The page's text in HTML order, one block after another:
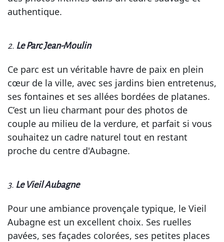
authentique.
2. Le Parc Jean-Moulin
Ce parc est un véritable havre de paix en plein
cœur de la ville, avec ses jardins bien entretenus,
ses fontaines et ses allées bordées de platanes.
C’est un lieu charmant pour des photos de
couple au milieu de la verdure, et parfait si vous
souhaitez un cadre naturel tout en restant
proche du centre d'Aubagne.
3. Le Vieil Aubagne
Pour une ambiance provençale typique, le Vieil
Aubagne est un excellent choix. Ses ruelles
pavées, ses façades colorées, ses petites places